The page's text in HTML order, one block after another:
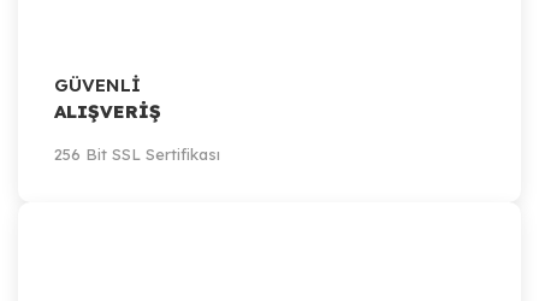
GÜVENLİ
ALIŞVERİŞ
256 Bit SSL Sertifikası